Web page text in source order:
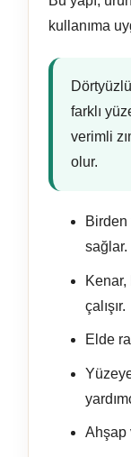
kullanıma
farklı
verimli
olur.
Birden
sağlar.
çalışır.
Elde
Ahşap